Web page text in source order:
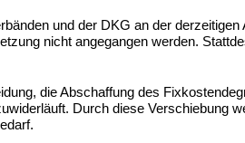
und der DKG an der derzeitigen
nicht angegangen werden.
die Abschaffung des
Durch diese Verschiebung